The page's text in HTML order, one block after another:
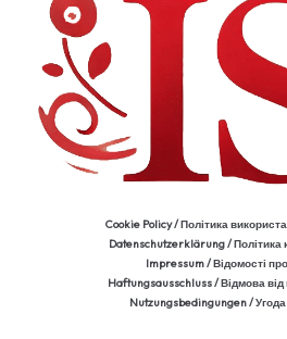
Cookie Policy / Політика
Datenschutzerklärung / Політика
Impressum / Відомості
Haftungsausschluss / Відмова від
Nutzungsbedingungen /